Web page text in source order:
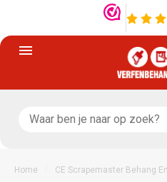
Home
CE Scrapemaster Behang